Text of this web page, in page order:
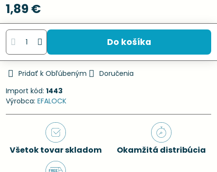
1,89 €
Do košíka
Pridať k Obľúbeným
Doručenia
Import kód: 1443
Výrobca: EFALOCK
Všetok tovar skladom Okamžitá distribúcia